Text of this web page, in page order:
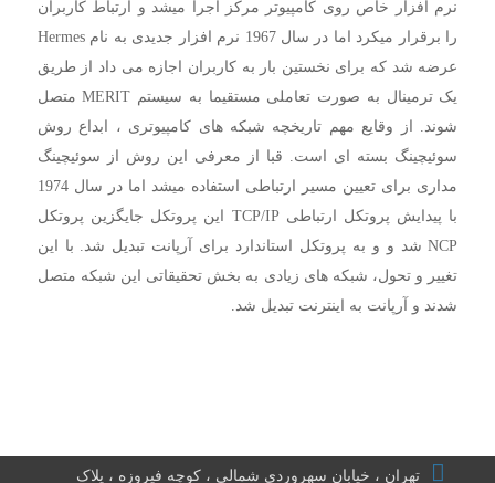
نرم افزار خاص روی کامپیوتر مرکز اجرا میشد و ارتباط کاربران
را برقرار میکرد اما در سال 1967 نرم افزار جدیدی به نام Hermes
عرضه شد که برای نخستین بار به کاربران اجازه می داد از طریق
یک ترمینال به صورت تعاملی مستقیما به سیستم MERIT متصل
شوند. از وقایع مهم تاریخچه شبکه های کامپیوتری ، ابداع روش
سوئیچینگ بسته ای است. قبا از معرفی این روش از سوئیچینگ
مداری برای تعیین مسیر ارتباطی استفاده میشد اما در سال 1974
با پیدایش پروتکل ارتباطی TCP/IP این پروتکل جایگزین پروتکل
NCP شد و و به پروتکل استاندارد برای آرپانت تبدیل شد. با این
تغییر و تحول، شبکه های زیادی به بخش تحقیقاتی این شبکه متصل
شدند و آرپانت به اینترنت تبدیل شد.
تهران ، خیابان سهروردی شمالی ، کوچه فیروزه ، پلاک